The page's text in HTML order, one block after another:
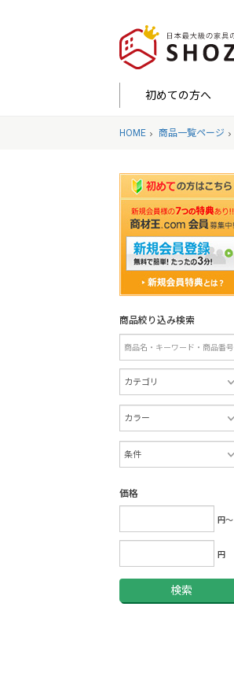
初めての方へ
HOME 商品一覧ページ
商品絞り込み検索
価格
円～
円
検索